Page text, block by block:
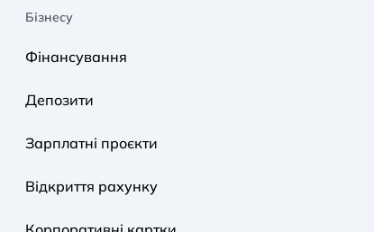
Звичайний Середній
A A A A
Бізнесу
Фінансування
Депозити
Зарплатні проєкти
Відкриття рахунку